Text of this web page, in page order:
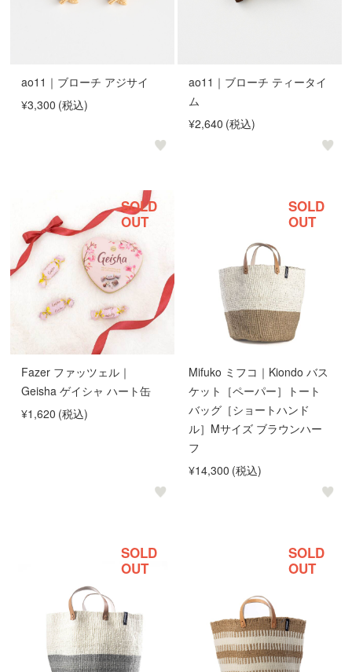
ao11｜ブローチ アジサイ
¥3,300 (税込)
ao11｜ブローチ ティータイ
ム
¥2,640 (税込)
Fazer ファッツェル｜
Geisha ゲイシャ ハート缶
¥1,620 (税込)
SOLD
OUT
Mifuko ミフコ｜Kiondo バス
ケット［ペーパー］トート
バッグ［ショートハンド
ル］Mサイズ ブラウンハー
フ
¥14,300 (税込)
SOLD
OUT
SOLD
OUT
SOLD
OUT